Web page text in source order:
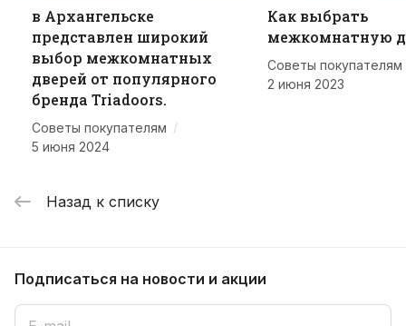
в Архангельске
представлен широкий
выбор межкомнатных
дверей от популярного
бренда Triadoors.
Советы покупателям /
5 июня 2024
Как выбрать
межкомнатную
Советы покупателям
2 июня 2023
Назад к списку
Подписаться на новости и акции